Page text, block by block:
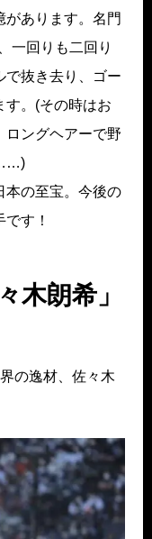
があります。名門
一回りも二回り
で抜き去り、ゴー
す。(その時はお
ロングヘアーで野
……)
本の至宝。今後の
す！
木朗希」
の逸材、佐々木